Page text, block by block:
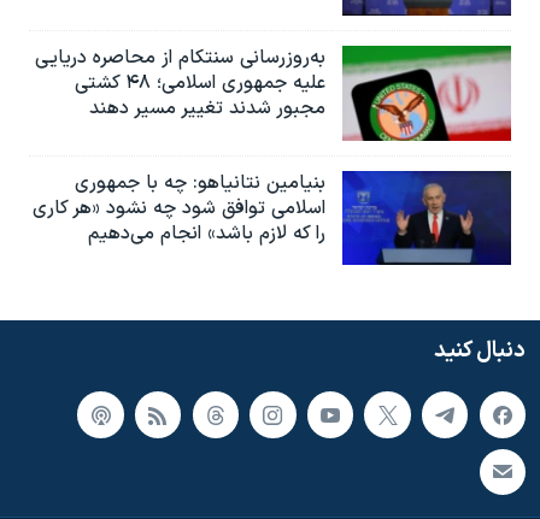
به‌روزرسانی سنتکام از محاصره دریایی
علیه جمهوری اسلامی؛ ۴۸ کشتی
مجبور شدند تغییر مسیر دهند
بنیامین نتانیاهو: چه با جمهوری
اسلامی توافق شود چه نشود «هر کاری
را که لازم باشد» انجام می‌دهیم
دنبال کنید